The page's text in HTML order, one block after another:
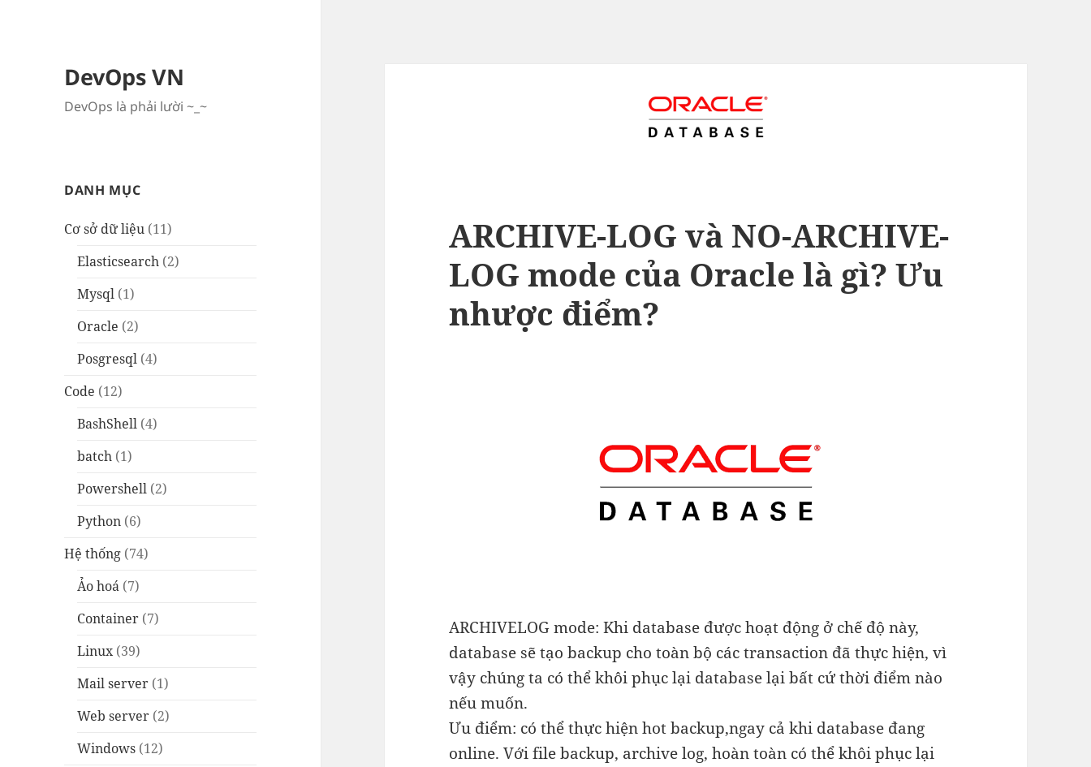
DevOps VN
DevOps là phải lười ~_~
DANH MỤC
Cơ sở dữ liệu (11)
Elasticsearch (2)
Mysql (1)
Oracle (2)
Posgresql (4)
Code (12)
BashShell (4)
batch (1)
Powershell (2)
Python (6)
Hệ thống (74)
Ảo hoá (7)
Container (7)
Linux(39)
Mail server (1)
Web server (2)
Windows (12)
ARCHIVE-LOG và NO-ARCHIVE-
LOG mode của Oracle là gì? Ưu
nhược điểm?
ARCHIVELOG mode: Khi database được hoạt động ở chế độ này,
database sẽ tạo backup cho toàn bộ các transaction đã thực hiện, vì
vậy chúng ta có thể khôi phục lại database lại bất cứ thời điểm nào
nếu muốn.
Ưu điểm: có thể thực hiện hot backup,ngay cả khi database đang
online. Với file backup, archive log, hoàn toàn có thể khôi phục lại